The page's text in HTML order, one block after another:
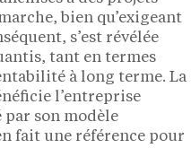
bien qu’exigeant
s’est révélée
tant en termes
à long terme. La
l’entreprise
son modèle
fait une référence pour